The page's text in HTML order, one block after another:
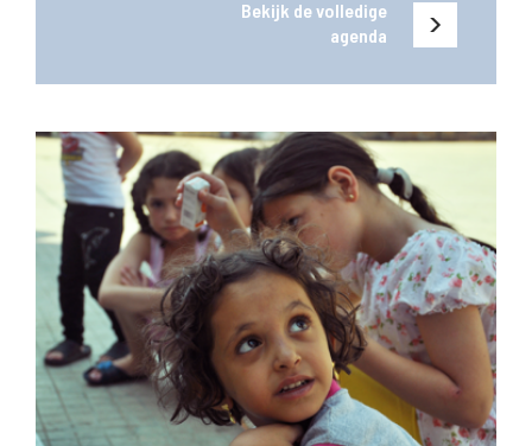
Bekijk de volledige
agenda